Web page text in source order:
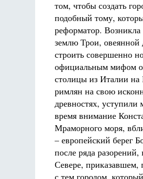
том, чтобы создать
подобный тому,
реформатор.
землю Трои, овеянной
строить совершенно
официальным мифом о
столицы из Италии на
римлян на свою
древностях, уступили
время внимание
Мраморного моря,
– европейский берег
после ряда
Севере, приказавшем,
с тем городом,